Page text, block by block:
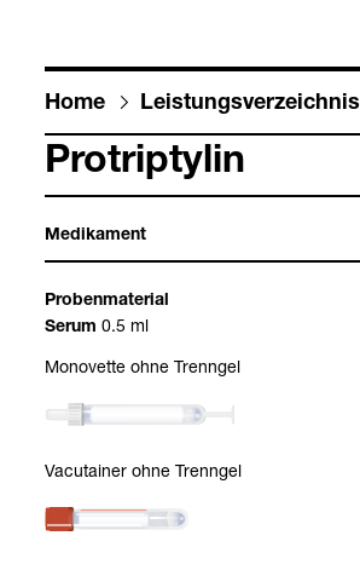
Home Leis­tungs­ver­zeich­nis
Pro­tri­pty­lin
Medi­ka­ment
Pro­ben­ma­te­rial
Serum 0.5 ml
Mono­vette ohne Trenn­gel
Vacu­tai­ner ohne Trenn­gel